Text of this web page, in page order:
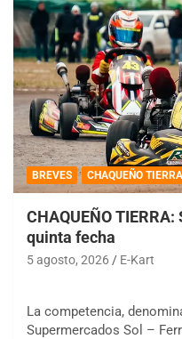
BREVES CHAQUEÑO TIERRA
CHAQUEÑO
quinta fecha
5 agosto, 2026 E-Kart
La competencia,
Supermercados Sol –